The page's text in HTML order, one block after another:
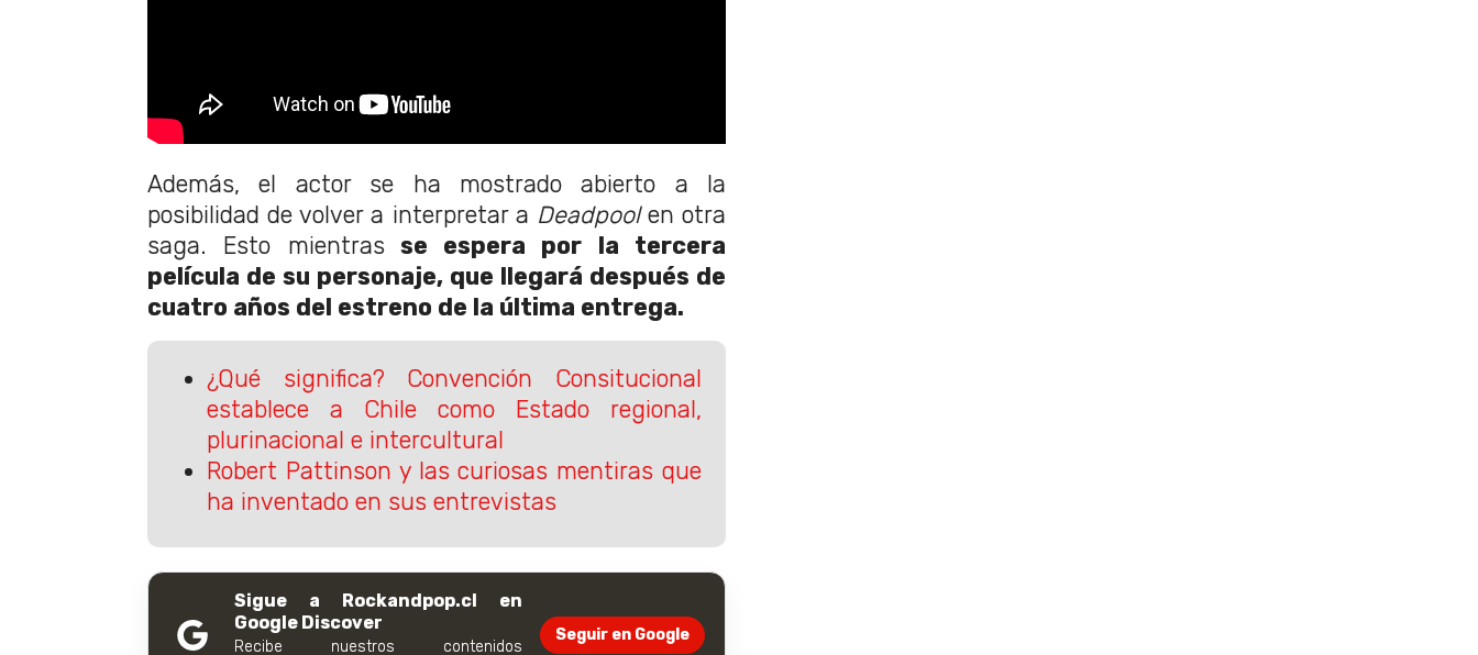
Además, el actor se ha mostrado abierto a la
posibilidad de volver a interpretar a Deadpool en otra
saga. Esto mientrasse espera por la tercera
película de su personaje, que llegará después de
cuatro años del estreno de la última entrega.
¿Qué significa? Convención Consitucional
establece a Chile como Estado regional,
plurinacional e intercultural
Robert Pattinson y las curiosas mentiras que
ha inventado en sus entrevistas
Sigue a Rockandpop.cl en
Google Discover
Recibe nuestros contenidos
Seguir en Google